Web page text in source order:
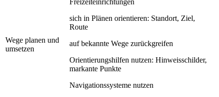
Wege planen und
umsetzen
sich in Plänen orientieren: Standort, Ziel,
Route
auf bekannte Wege zurückgreifen
Orientierungshilfen nutzen: Hinweisschilder,
markante Punkte
Navigationssysteme nutzen